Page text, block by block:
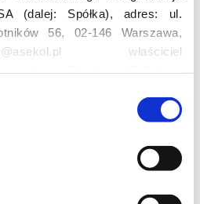
(dalej: Spółka), adres: ul.
56, 02-146 Warszawa,
właściciel
przetwarza następujące dane
imię, nazwisko, adres e-mail,
preferencje Użytkownika,
dane przetwarzane